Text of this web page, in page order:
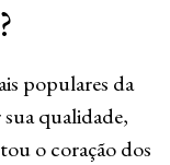
populares da
qualidade,
o coração dos